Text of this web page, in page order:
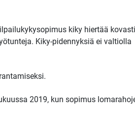
kiky hiertää
Kiky-pidennyksiä ei valtiolla
2019, kun sopimus